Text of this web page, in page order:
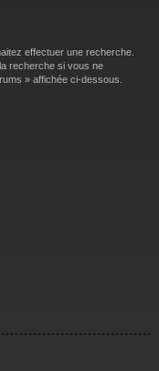
effectuer une recherche.
recherche si vous ne
» affichée ci-dessous.